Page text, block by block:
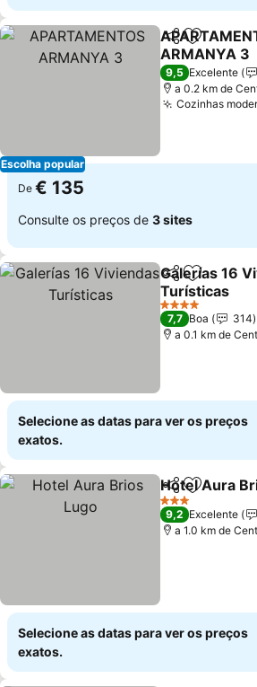
Escolha popular
Partilhar
ARMANYA 3
Ver preços
9,5 Excelente
a 0.2 km de
Cozinhas
De € 135
Consulte os preços de 3 sites
Partilhar
Galerías 16
Turísticas
Ver preços
4 Estrelas
7,7 Boa
314
a 0.1 km de
Selecione as datas para ver os preços
exatos.
Partilhar
Hotel Aura
3 Estrelas
9,2 Excelente
a 1.0 km de
Selecione as datas para ver os preços
exatos.